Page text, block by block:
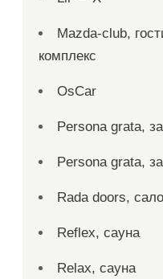
Mazda-club,
комплекс
OsCar
Persona grata,
Persona grata,
Rada doors,
Reflex, сауна
Relax, сауна